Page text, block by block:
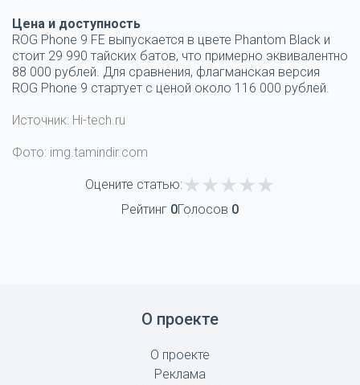
Цена и доступность
ROG Phone 9 FE выпускается в цвете Phantom Black и
стоит 29 990 тайских батов, что примерно эквивалентно
88 000 рублей. Для сравнения, флагманская версия
ROG Phone 9 стартует с ценой около 116 000 рублей.
Источник: Hi-tech.ru
Фото: img.tamindir.com
Оцените статью:
Рейтинг 0Голосов 0
О проекте
О проекте
Реклама